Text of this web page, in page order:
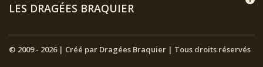
© 2009 - 2026 | Créé par Dragées Braquier | Tous droits réservés
LES DRAGÉES BRAQUIER